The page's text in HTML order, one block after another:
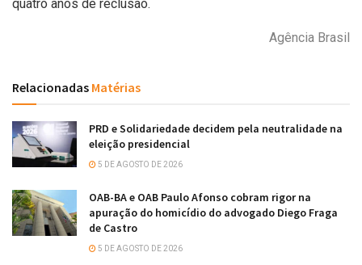
quatro anos de reclusão.
Agência Brasil
Relacionadas Matérias
PRD e Solidariedade decidem pela neutralidade na
eleição presidencial
5 DE AGOSTO DE 2026
OAB-BA e OAB Paulo Afonso cobram rigor na
apuração do homicídio do advogado Diego Fraga
de Castro
5 DE AGOSTO DE 2026